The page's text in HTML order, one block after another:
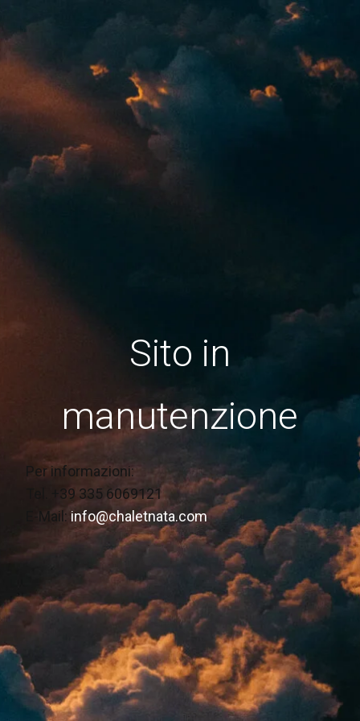
Sito in
manutenzione
Per informazioni:
Tel. +39 335 6069121
E-Mail: info@chaletnata.com